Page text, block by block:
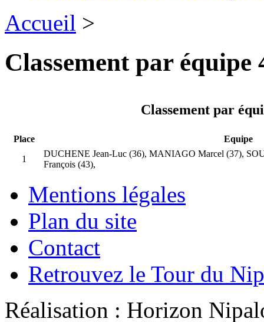
Accueil >
Classement par
Classement par
Place
Equipe
1
DUCHENE Jean-Luc (36), MANIAGO Marcel (37),
François (43),
Mentions légales
Plan du site
Contact
Retrouvez le Tour du
Réalisation : Horizon